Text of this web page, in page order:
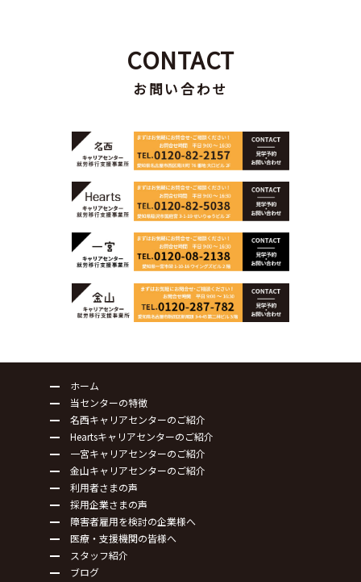
CONTACT
お問い合わせ
ホーム
当センターの特徴
名西キャリアセンターのご紹介
Heartsキャリアセンターのご紹介
一宮キャリアセンターのご紹介
金山キャリアセンターのご紹介
利用者さまの声
採用企業さまの声
障害者雇用を検討の企業様へ
医療・支援機関の皆様へ
スタッフ紹介
ブログ